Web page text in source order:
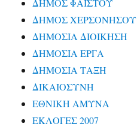
ΔΗΜΟΣ ΦΑΙΣΤΟΥ
ΔΗΜΟΣ ΧΕΡΣΟΝΗΣΟΥ
ΔΗΜΟΣΙΑ ΔΙΟΙΚΗΣΗ
ΔΗΜΟΣΙΑ ΕΡΓΑ
ΔΗΜΟΣΙΑ ΤΑΞΗ
ΔΙΚΑΙΟΣΥΝΗ
ΕΘΝΙΚΗ ΑΜΥΝΑ
ΕΚΛΟΓΕΣ 2007